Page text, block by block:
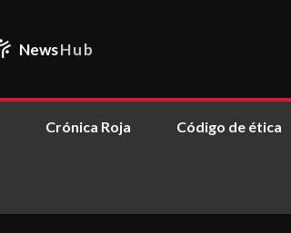
NewsHub
Crónica Roja Código de ética